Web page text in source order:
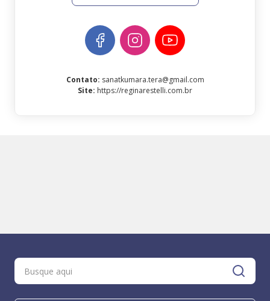
Contato: sanatkumara.tera@gmail.com
Site: https://reginarestelli.com.br